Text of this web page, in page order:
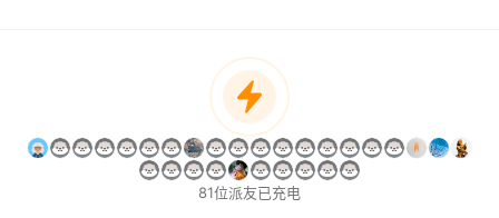
81位派友已充电